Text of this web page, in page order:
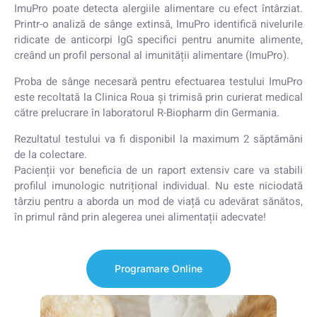
ImuPro poate detecta alergiile alimentare cu efect întârziat.
Printr-o analiză de sânge extinsă, ImuPro identifică nivelurile
ridicate de anticorpi IgG specifici pentru anumite alimente,
creând un profil personal al imunității alimentare (ImuPro).
Proba de sânge necesară pentru efectuarea testului ImuPro
este recoltată la Clinica Roua și trimisă prin curierat medical
către prelucrare în laboratorul R-Biopharm din Germania.
Rezultatul testului va fi disponibil la maximum 2 săptămâni
de la colectare.
Pacienții vor beneficia de un raport extensiv care va stabili
profilul imunologic nutrițional individual. Nu este niciodată
târziu pentru a aborda un mod de viață cu adevărat sănătos,
în primul rând prin alegerea unei alimentații adecvate!
Programare Online